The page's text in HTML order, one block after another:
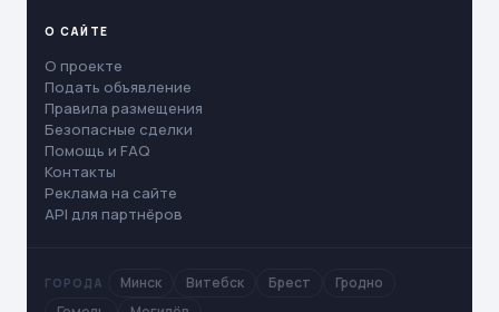
О САЙТЕ
О проекте
Подать объявление
Правила размещения
Безопасные сделки
Помощь и FAQ
Контакты
Реклама на сайте
API для партнёров
ГОРОДА Минск Витебск Брест
Гродно